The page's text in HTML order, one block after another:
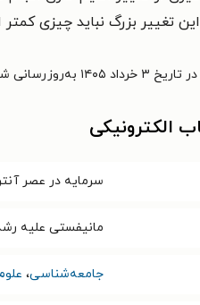
تغییر بزرگ نباید چیزی کمتر
شده است.
الکترونیکی
سرمایه در عصر
مانیفستی علیه
جامعه‌شناسی،